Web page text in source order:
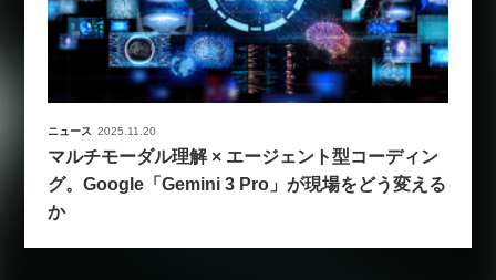
ニュース 2025.11.20
マルチモーダル理解 × エージェント型コーディン
グ。Google「Gemini 3 Pro」が現場をどう変える
か